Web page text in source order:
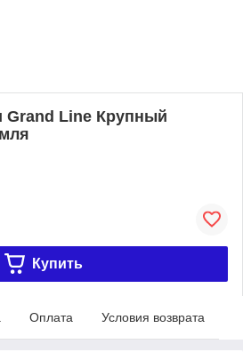
Line Крупный
Купить
Оплата Условия возврата